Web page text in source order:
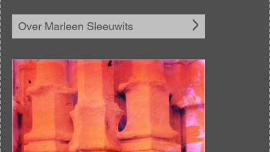
Over Marleen Sleeuwits
Afbeelding